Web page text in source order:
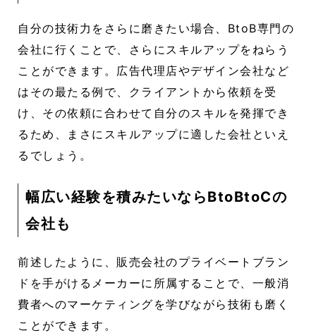
自分の技術力をさらに磨きたい場合、BtoB専門の
会社に行くことで、さらにスキルアップをねらう
ことができます。広告代理店やデザイン会社など
はその最たる例で、クライアントから依頼を受
け、その依頼に合わせて自分のスキルを発揮でき
るため、まさにスキルアップに適した会社といえ
るでしょう。
幅広い経験を積みたいならBtoBtoCの
会社も
前述したように、販売会社のプライベートブラン
ドを手がけるメーカーに所属することで、一般消
費者へのマーケティングを学びながら技術も磨く
ことができます。